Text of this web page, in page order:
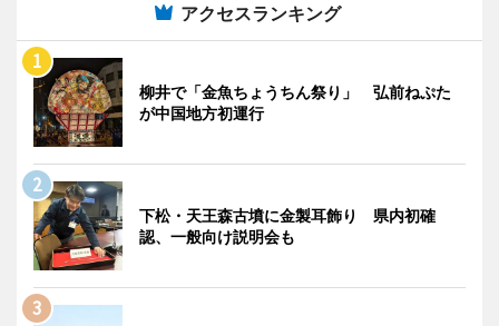
アクセスランキング
柳井で「金魚ちょうちん祭り」 弘前ねぷた
が中国地方初運行
下松・天王森古墳に金製耳飾り 県内初確
認、一般向け説明会も